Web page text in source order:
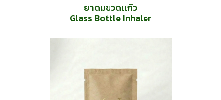
ยาดมขวดเเก้ว
Glass Bottle Inhaler